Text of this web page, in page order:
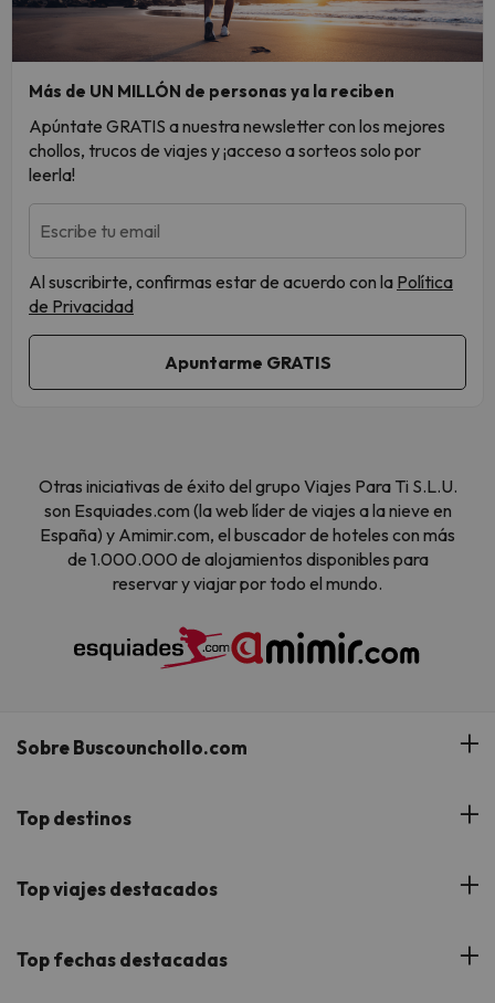
Más de UN MILLÓN de personas ya la reciben
Apúntate GRATIS a nuestra newsletter con los mejores
chollos, trucos de viajes y ¡acceso a sorteos solo por
leerla!
Escribe tu email
Al suscribirte, confirmas estar de acuerdo con la Política
de Privacidad
Otras iniciativas de éxito del grupo Viajes Para Ti S.L.U.
son Esquiades.com (la web líder de viajes a la nieve en
España) y Amimir.com, el buscador de hoteles con más
de 1.000.000 de alojamientos disponibles para
reservar y viajar por todo el mundo.
Sobre Buscounchollo.com
¿Quiénes somos?
Buscounchollo en los medios
Top destinos
Hoteles Andalucía
Hoteles Cataluña
Top viajes destacados
Viajes con Niños
Top fechas destacadas